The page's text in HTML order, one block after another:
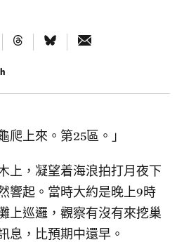
爬上來。第25區。」
上，凝望着海浪拍打月夜下
響起。當時大約是晚上9時
上巡邏，觀察有沒有來挖巢
息，比預期中還早。